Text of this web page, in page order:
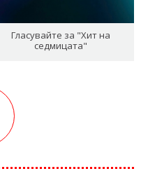
Гласувайте за "Хит на
седмицата"